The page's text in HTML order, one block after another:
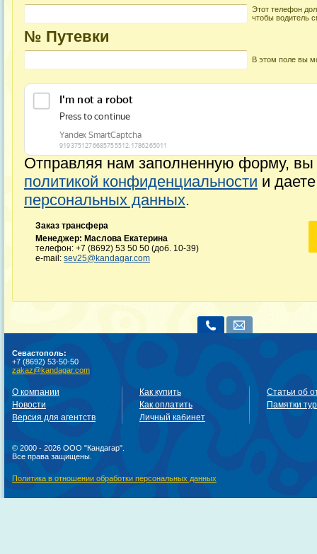
Этот телефон
чтобы водитель
№ Путевки
В этом поле вы
Отправляя нам заполненную форму, вы
политикой конфиденциальности и
персональных данных.
Заказ трансфера
Менеджер: Маслова Екатерина
телефон: +7 (8692) 53 50 50 (доб. 10-39)
e-mail: sev25@kandagar.com
Севастополь:
+7 (8692) 53-50-50
zakaz@kandagar.com
О компании
Новости
Версия для агентств
Как купить
Как оплатить
Личный кабинет
Статьи об
Памятки
© 2000 - 2026 ООО "Кандагар".
Все права защищены.
Политика в отношении обработки персональных данных